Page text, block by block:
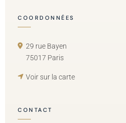
COORDONNÉES
29 rue Bayen
75017 Paris
Voir sur la carte
CONTACT